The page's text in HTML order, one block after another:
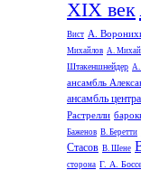
XIX век
Вист А.
Михайлов А.
Штакеншнейдер А.
ансамбль
ансамбль
Растрелли
Баженов В. Беретти
Стасов В. Шене
сторона Г. А. Боссе